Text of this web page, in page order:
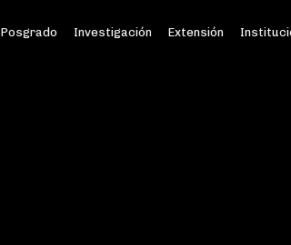
Posgrado Investigación Extensión